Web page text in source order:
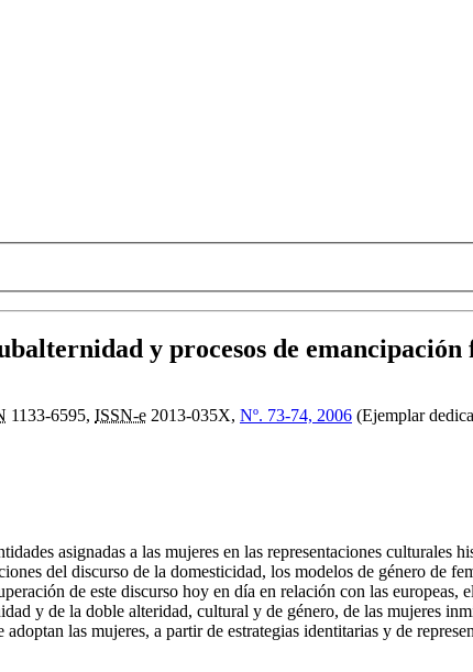
y procesos de emancipación
1133-6595, ISSN-e 2013-035X, Nº. 73-74, 2006 (Ejemplar
asignadas a las mujeres en las representaciones culturales
del discurso de la domesticidad, los modelos de género de
de este discurso hoy en día en relación con las
y de la doble alteridad, cultural y de género, de las mujeres
las mujeres, a partir de estrategias identitarias y de